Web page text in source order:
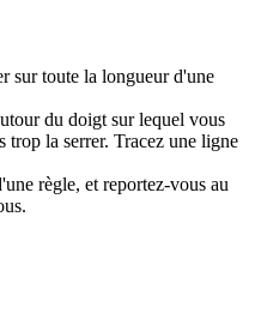
sur toute la longueur d'une
du doigt sur lequel vous
trop la serrer. Tracez une ligne
règle, et reportez-vous au